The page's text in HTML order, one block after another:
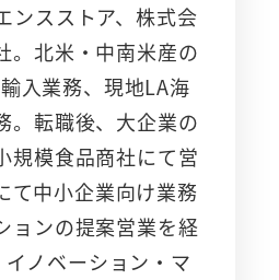
ンスストア、株式会
。北米・中南米産の
入業務、現地LA海
。転職後、大企業の
規模食品商社にて営
て中小企業向け業務
ョンの提案営業を経
ノベーション・マ